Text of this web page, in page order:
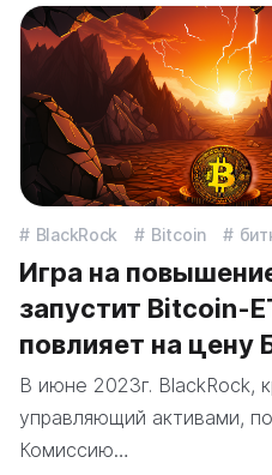
BlackRock Bitcoin
Игра на
запустит Bitcoin-
повлияет на цену
В июне 2023г. BlackRock,
управляющий активами,
Комиссию…